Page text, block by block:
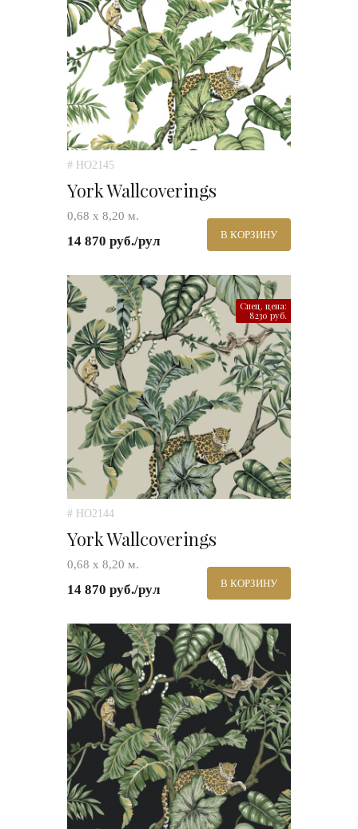
# HO2145
York Wallcoverings
0,68 х 8,20 м.
14 870 руб./рул В КОРЗИНУ
Спец. цена:
8230 руб.
# HO2144
York Wallcoverings
0,68 х 8,20 м.
14 870 руб./рул В КОРЗИНУ